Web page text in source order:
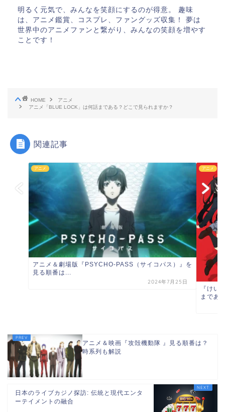
明るく元気で、みんなを笑顔にするのが得意。 趣味
は、アニメ鑑賞、コスプレ、ファングッズ収集！ 夢は
世界中のアニメファンと繋がり、みんなの笑顔を増やす
ことです！
HOME
アニメ
アニメ「BLUE LOCK」は何話まである？どこで見られますか？
関連記事
アニメ
アニメ＆劇場版『PSYCHO-PASS（サイコパス）』を
見る順番は...
2024年7月25日
アニメ
『けい
まであ
アニメ＆映画『攻殻機動隊 』見る順番は？
時系列も解説
日本のライブカジノ探訪: 伝統と現代エンタ
ーテイメントの融合